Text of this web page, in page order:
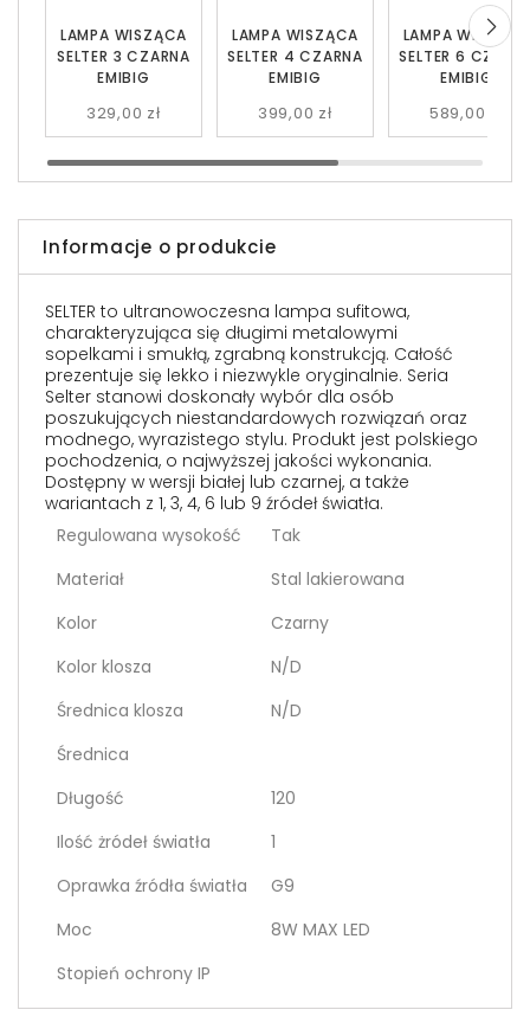
LAMPA WISZĄCA
SELTER 3 CZARNA
EMIBIG
329,00 zł
LAMPA WISZĄCA
SELTER 4 CZARNA
EMIBIG
399,00 zł
LAMPA WISZĄCA
SELTER 6
EMIBIG
589,00 zł
Informacje o produkcie
SELTER to ultranowoczesna lampa sufitowa,
charakteryzująca się długimi metalowymi
sopelkami i smukłą, zgrabną konstrukcją. Całość
prezentuje się lekko i niezwykle oryginalnie. Seria
Selter stanowi doskonały wybór dla osób
poszukujących niestandardowych rozwiązań oraz
modnego, wyrazistego stylu. Produkt jest polskiego
pochodzenia, o najwyższej jakości wykonania.
Dostępny w wersji białej lub czarnej, a także
wariantach z 1, 3, 4, 6 lub 9 źródeł światła.
Regulowana wysokość
Tak
Materiał
Stal lakierowana
Kolor
Czarny
Kolor klosza
N/D
Średnica klosza
N/D
Średnica
Długość
120
Ilość żródeł światła
1
Oprawka źródła światła
G9
Moc
8W MAX LED
Stopień ochrony IP